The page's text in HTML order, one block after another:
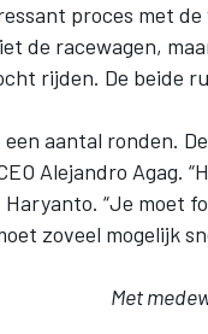
proces met
de racewagen,
rijden. De beide
aantal ronden.
Alejandro Agag.
“Je moet
zoveel mogelijk
Met